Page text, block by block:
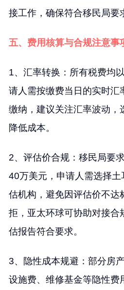
接工作，确保符合移民局要
五、费用核算与合规注意事
1、汇率转换：所有税费均
请人需按缴费当日的实时汇
缴纳，建议关注汇率波动，
降低成本。
2、评估价合规：移民局要
40万美元，申请人需选择
估机构，避免因评估价不达
拒，亚太环球可协助对接合
估报告符合要求。
3、隐性成本规避：部分房
设施费、维修基金等隐性费